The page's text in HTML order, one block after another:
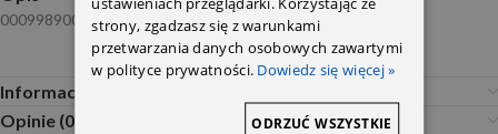
0009989001
Informacje dodatkowe
Opinie (0)
strony, zgadzasz się z warunkami
przetwarzania danych osobowych zawartymi
w polityce prywatności. Dowiedz się więcej »
ODRZUĆ WSZYSTKIE